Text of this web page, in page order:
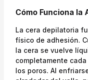
Cómo Funciona la
La cera depilatoria
físico de adhesión.
la cera se vuelve
completamente
los poros. Al